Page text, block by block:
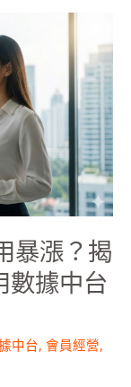
暴漲？揭
據中台
中台, 會員經營,